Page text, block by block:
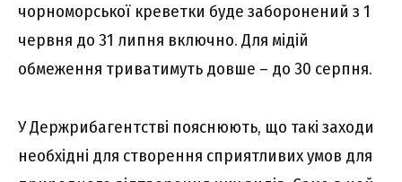
чорноморської креветки буде заборонений з 1
червня до 31 липня включно. Для мідій
обмеження триватимуть довше – до 30 серпня.
У Держрибагентстві пояснюють, що такі заходи
необхідні для створення сприятливих умов для